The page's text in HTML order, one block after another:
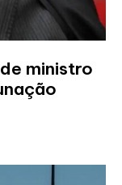
ministro